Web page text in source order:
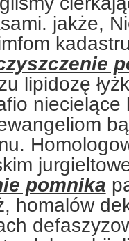
jakże,
lipidozę
niecielące
pomnika
homalów